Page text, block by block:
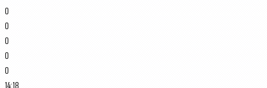
0
0
0
0
0